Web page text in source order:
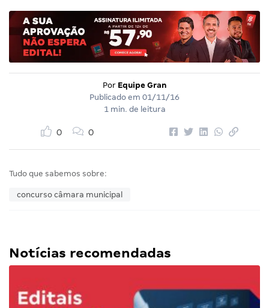
Por Equipe Gran
Publicado em 01/11/16
1 min. de leitura
0 0
Tudo que sabemos sobre:
concurso câmara municipal
Notícias recomendadas